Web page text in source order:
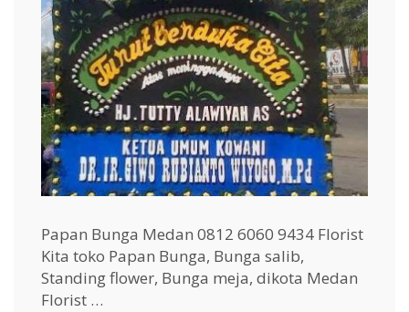
Papan Bunga Medan 0812 6060 9434 Florist
Kita toko Papan Bunga, Bunga salib,
Standing flower, Bunga meja, dikota Medan
Florist …